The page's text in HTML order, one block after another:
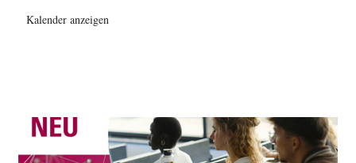
Kalender anzeigen